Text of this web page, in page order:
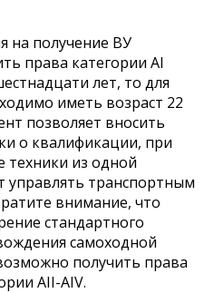
на получение ВУ
права категории AI
лет, то для
иметь возраст 22
позволяет вносить
о квалификации, при
техники из одной
управлять транспортным
внимание, что
стандартного
самоходной
получить права
AII-AIV.